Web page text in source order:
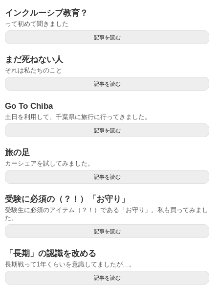
インクルーシブ教育？
って初めて聞きました
記事を読む
まだ死ねない人
それは私たちのこと
記事を読む
Go To Chiba
土日を利用して、千葉県に旅行に行ってきました。
記事を読む
旅の足
カーシェアを試してみました。
記事を読む
受験に必須の（？！）「お守り」
受験生に必須のアイテム（？！）である「お守り」。私も買ってみまし
た。
記事を読む
「長期」の認識を改める
長期戦って1年くらいを意識してましたが…。
記事を読む